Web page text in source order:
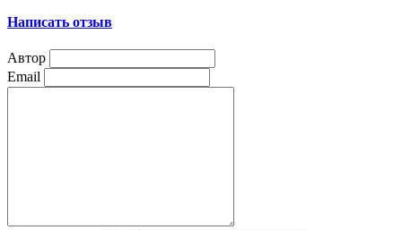
Написать отзыв
Автор
Email